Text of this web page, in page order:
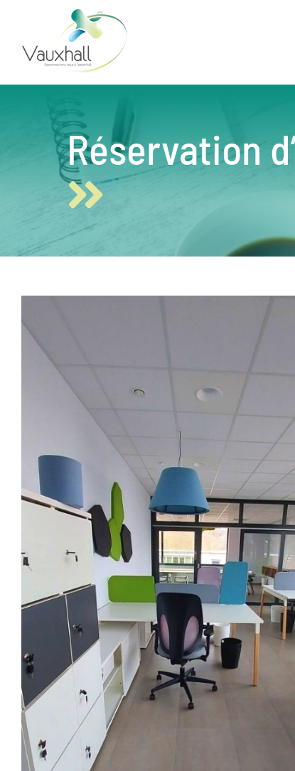
content
Réservation